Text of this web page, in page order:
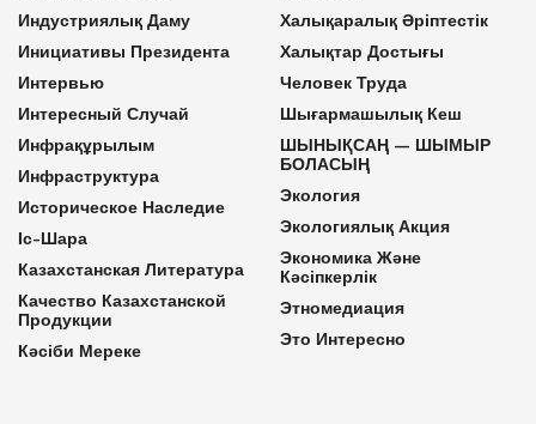
Индустриялық Даму
Инициативы Президента
Интервью
Интересный Случай
Инфрақұрылым
Инфраструктура
Историческое Наследие
Іс-Шара
Казахстанская Литература
Качество Казахстанской
Продукции
Кәсіби Мереке
Халықаралық Әріптестік
Халықтар Достығы
Человек Труда
Шығармашылық Кеш
ШЫНЫҚСАҢ — ШЫМЫР
БОЛАСЫҢ
Экология
Экологиялық Акция
Экономика Және
Кәсіпкерлік
Этномедиация
Это Интересно